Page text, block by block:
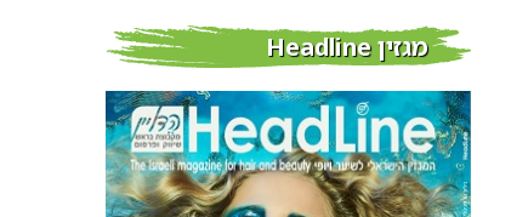
מגזין Headline